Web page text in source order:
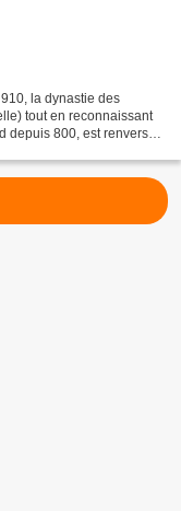
la dynastie des
tout en reconnaissant
depuis 800, est renversée